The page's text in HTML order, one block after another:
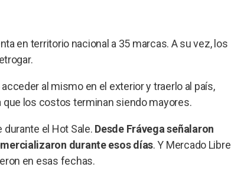
en territorio nacional a 35 marcas. A su vez, los
al mismo en el exterior y traerlo al país,
los costos terminan siendo mayores.
el Hot Sale. Desde Frávega señalaron
durante esos días. Y Mercado Libre
en esas fechas.